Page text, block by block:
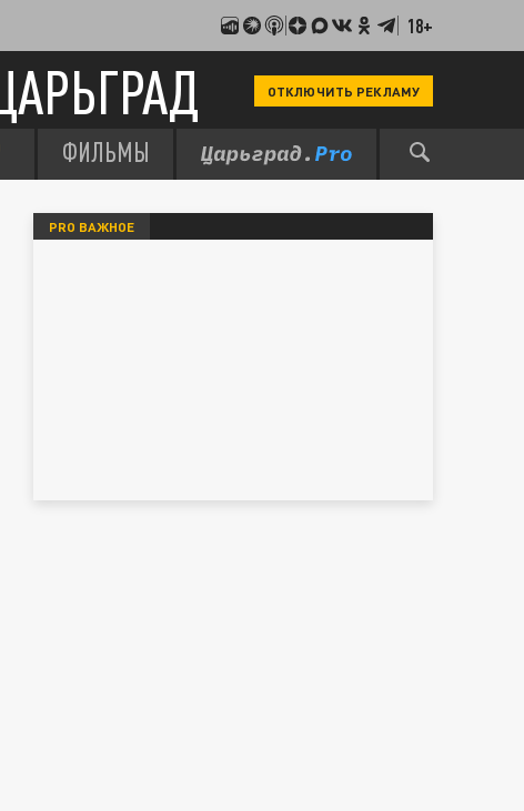
18+
ОТКЛЮЧИТЬ РЕКЛАМУ
ФИЛЬМЫ
PRO ВАЖНОЕ